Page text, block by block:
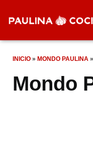
INICIO » MONDO PAULINA »
Mondo